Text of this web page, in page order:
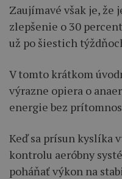
Zaujímavé však je, že
zlepšenie o 30
už po šiestich
V tomto krátkom
výrazne opiera o
energie bez
Keď sa prísun kyslíka
kontrolu aeróbny
poháňať výkon na